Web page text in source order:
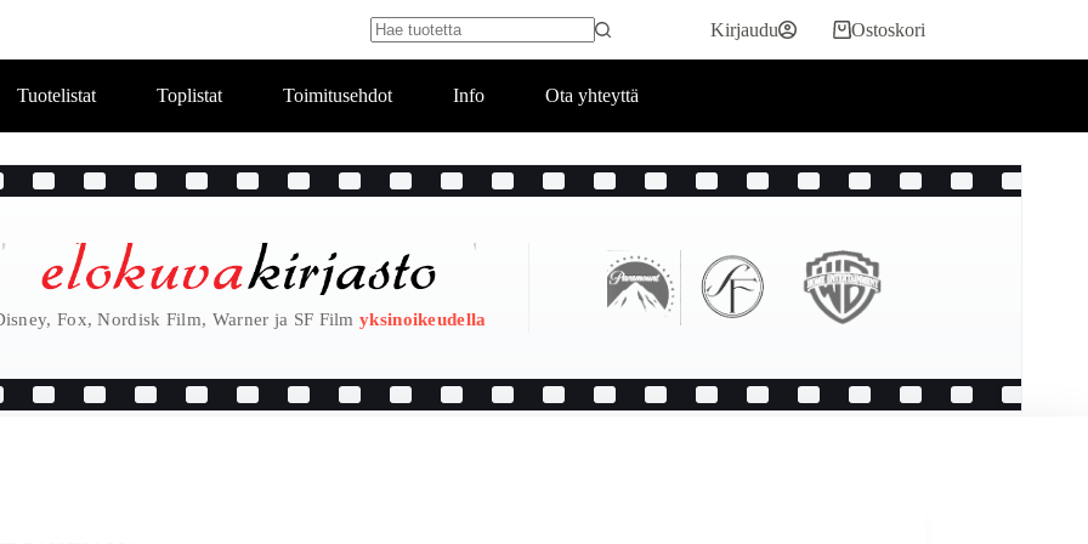
Kirjaudu Ostoskori
Tuotelistat Toplistat Toimitusehdot Info Ota yhteyttä
Fox, Nordisk Film, Warner ja SF Film yksinoikeudella